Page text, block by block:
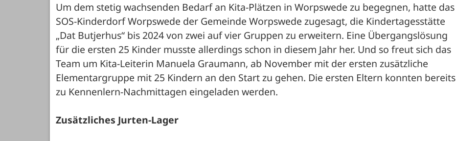
Um dem stetig wachsenden Bedarf an Kita-Plätzen in Worpswede zu begegnen, hatte das
SOS-Kinderdorf Worpswede der Gemeinde Worpswede zugesagt, die Kindertagesstätte
„Dat Butjerhus“ bis 2024 von zwei auf vier Gruppen zu erweitern. Eine Übergangslösung
für die ersten 25 Kinder musste allerdings schon in diesem Jahr her. Und so freut sich das
Team um Kita-Leiterin Manuela Graumann, ab November mit der ersten zusätzliche
Elementargruppe mit 25 Kindern an den Start zu gehen. Die ersten Eltern konnten bereits
zu Kennenlern-Nachmittagen eingeladen werden.
Zusätzliches Jurten-Lager